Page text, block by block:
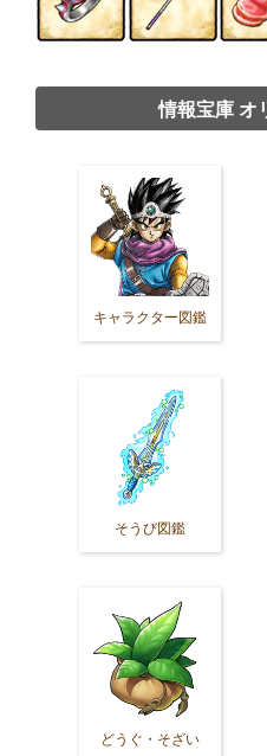
情報宝庫 オ
キャラクター図鑑
そうび図鑑
どうぐ・そざい